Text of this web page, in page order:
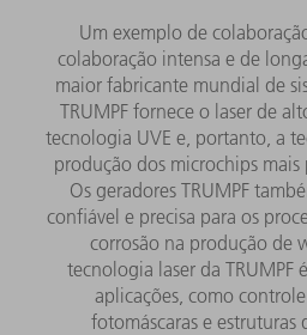
Um exemplo de
colaboração intensa e de
maior fabricante mundial de
TRUMPF fornece o laser de
tecnologia UVE e, portanto, a
produção dos microchips
Os geradores TRUMPF
confiável e precisa para os
corrosão na produção de
tecnologia laser da TRUMPF
aplicações, como
fotomáscaras e estruturas